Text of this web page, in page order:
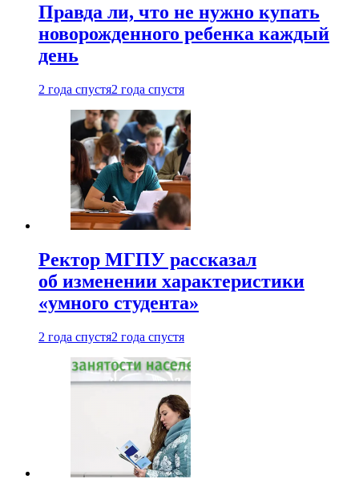
Правда ли, что не нужно купать
новорожденного ребенка каждый
день
2 года спустя2 года спустя
Ректор МГПУ рассказал
об изменении характеристики
«умного студента»
2 года спустя2 года спустя